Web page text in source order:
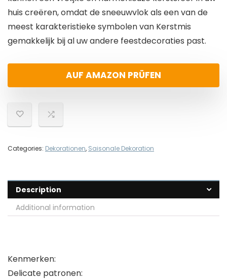
huis creëren, omdat de sneeuwvlok als een van de
meest karakteristieke symbolen van Kerstmis
gemakkelijk bij al uw andere feestdecoraties past.
AUF AMAZON PRÜFEN
Categories: Dekorationen, Saisonale Dekoration
Description
Additional information
Kenmerken:
Delicate patronen: